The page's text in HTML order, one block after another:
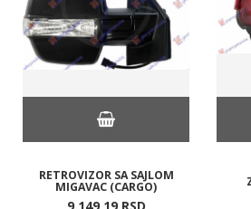
RETROVIZOR SA SAJLOM
MIGAVAC (CARGO)